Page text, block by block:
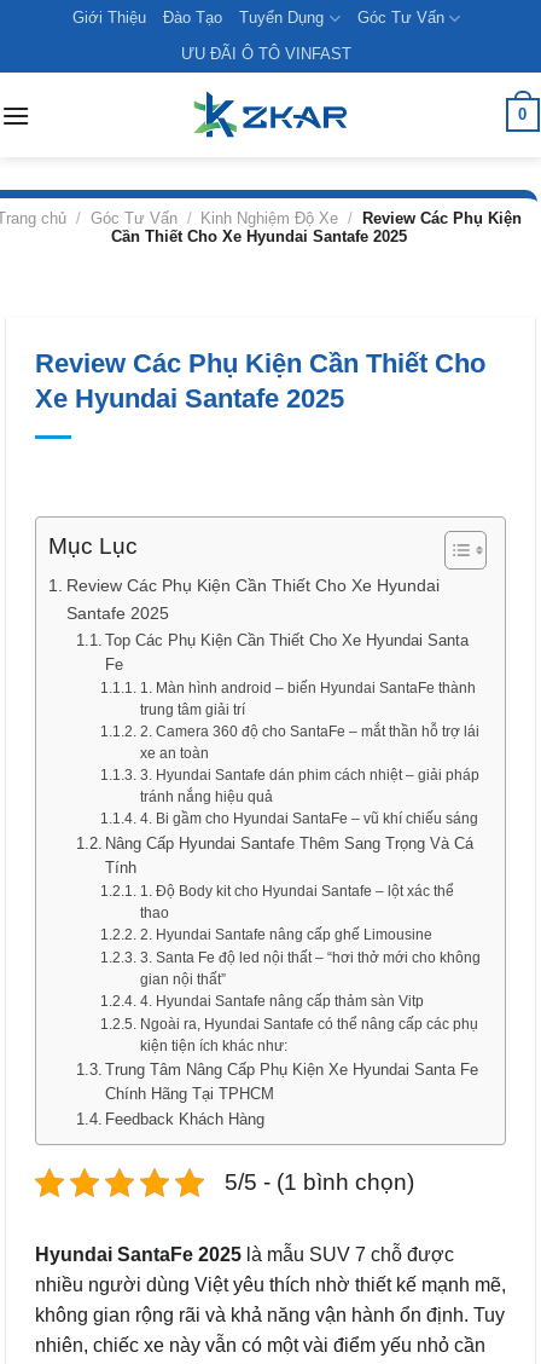
content
Giới Thiệu Đào Tạo Tuyển Dụng
Góc Tư Vấn
ƯU ĐÃI Ô TÔ VINFAST
0
chủ / Góc Tư Vấn / Kinh Nghiệm Độ Xe /
Review Các Phụ Kiện
Cần Thiết Cho Xe Hyundai Santafe 2025
Review Các Phụ Kiện Cần Thiết Cho
Xe Hyundai Santafe 2025
Mục Lục
Review Các Phụ Kiện Cần Thiết Cho Xe Hyundai
Santafe 2025
Top Các Phụ Kiện Cần Thiết Cho Xe Hyundai Santa
Fe
1. Màn hình android – biến Hyundai SantaFe thành
trung tâm giải trí
2. Camera 360 độ cho SantaFe – mắt thần hỗ trợ lái
xe an toàn
3. Hyundai Santafe dán phim cách nhiệt – giải pháp
tránh nắng hiệu quả
4. Bi gầm cho Hyundai SantaFe – vũ khí chiếu sáng
Nâng Cấp Hyundai Santafe Thêm Sang Trọng Và Cá
Tính
1. Độ Body kit cho Hyundai Santafe – lột xác thể
thao
2. Hyundai Santafe nâng cấp ghế Limousine
3. Santa Fe độ led nội thất – “hơi thở mới cho không
gian nội thất”
4. Hyundai Santafe nâng cấp thảm sàn Vitp
Ngoài ra, Hyundai Santafe có thể nâng cấp các phụ
kiện tiện ích khác như:
Trung Tâm Nâng Cấp Phụ Kiện Xe Hyundai Santa Fe
Chính Hãng Tại TPHCM
Feedback Khách Hàng
5/5 - (1 bình chọn)
Hyundai SantaFe 2025 là mẫu SUV 7 chỗ được
nhiều người dùng Việt yêu thích nhờ thiết kế mạnh mẽ,
không gian rộng rãi và khả năng vận hành ổn định. Tuy
nhiên, chiếc xe này vẫn có một vài điểm yếu nhỏ cần